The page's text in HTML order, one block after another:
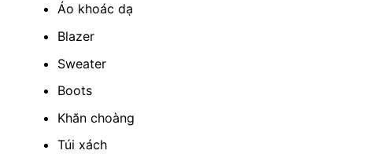
Áo khoác dạ
Blazer
Sweater
Boots
Khăn choàng
Túi xách